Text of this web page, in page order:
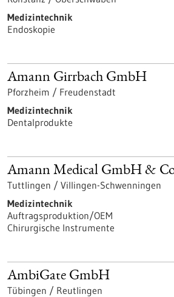
Medizintechnik
Endoskopie
Amann Girrbach GmbH
Pforzheim / Freudenstadt
Medizintechnik
Dentalprodukte
Amann Medical GmbH &
Tuttlingen / Villingen-Schwenningen
Medizintechnik
Auftragsproduktion/OEM
Chirurgische Instrumente
AmbiGate GmbH
Tübingen / Reutlingen